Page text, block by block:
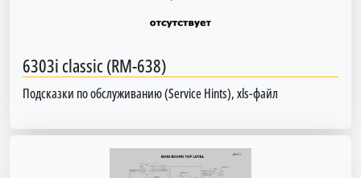
6303i classic (RM-638)
Подсказки по обслуживанию (Service Hints), xls-файл